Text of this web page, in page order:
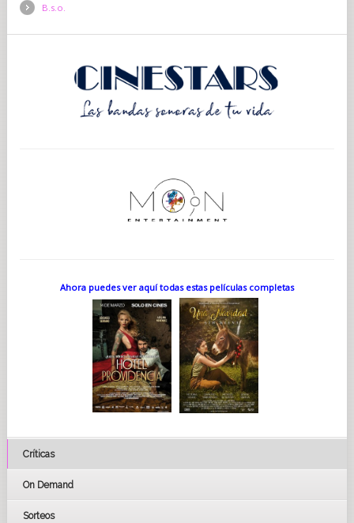
B.s.o.
Ahora puedes ver aquí todas estas películas completas
Críticas
On Demand
Sorteos